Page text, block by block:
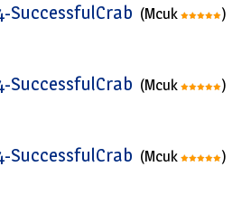
SuccessfulCrab (Mcuk )
SuccessfulCrab (Mcuk )
SuccessfulCrab (Mcuk )